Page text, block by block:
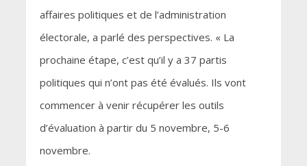
affaires politiques et de l’administration
électorale, a parlé des perspectives. « La
prochaine étape, c’est qu’il y a 37 partis
politiques qui n’ont pas été évalués. Ils vont
commencer à venir récupérer les outils
d’évaluation à partir du 5 novembre, 5-6
novembre.